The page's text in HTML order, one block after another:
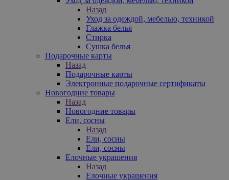
Назад
Уход за одеждой, мебелью, техникой
Глажка белья
Стирка
Сушка белья
Подарочные карты
Назад
Подарочные карты
Электронные подарочные сертификаты
Новогодние товары
Назад
Новогодние товары
Ели, сосны
Назад
Ели, сосны
Ели, сосны
Елочные украшения
Назад
Елочные украшения